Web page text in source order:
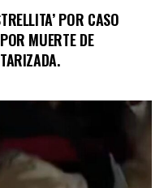
POR CASO
MUERTE DE